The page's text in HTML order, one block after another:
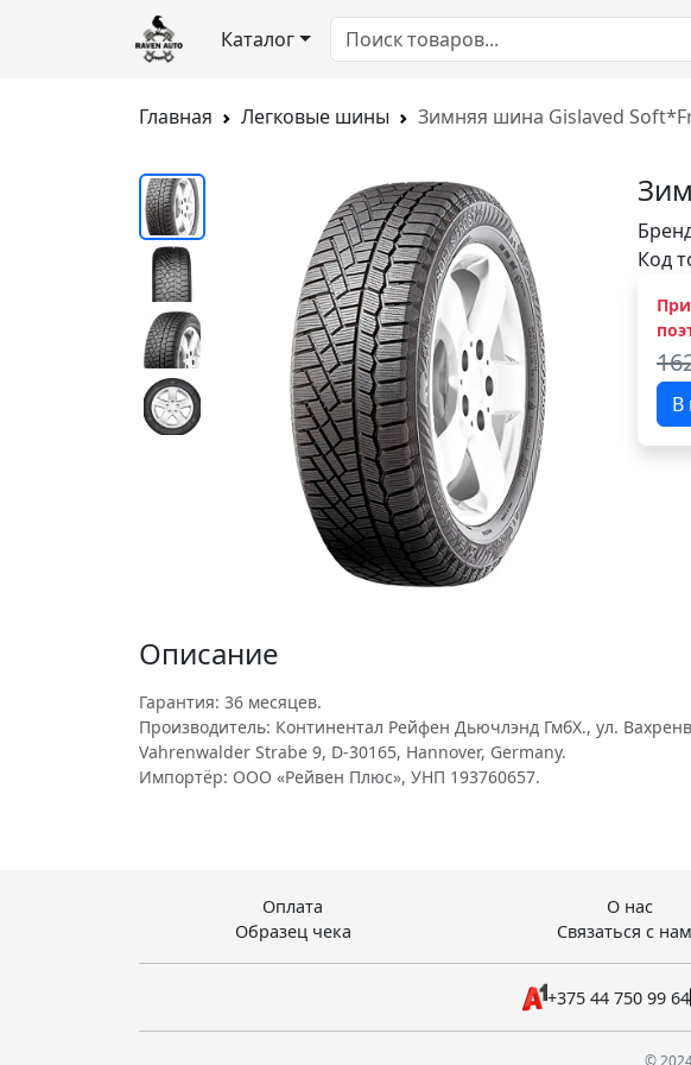
Каталог
Главная Легковые шины Зимняя шина Gislaved
Код
В
Описание
Гарантия: 36 месяцев.
Производитель: Континентал Рейфен Дьючлэнд ГмбХ., ул.
Vahrenwalder Strabe 9, D-30165, Hannover, Germany.
Импортёр: ООО «Рейвен Плюс», УНП 193760657.
Оплата О нас
Образец чека
Связаться с
+375 44 750 99 64
©